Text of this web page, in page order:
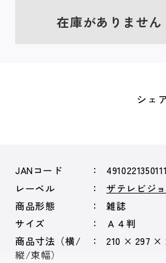
在庫がありません
シェ
JANコード
4910221350111
レーベル
ザテレビジ
商品形態
雑誌
サイズ
Ａ４判
商品寸法（横/
縦/束幅）
210 × 297 ×